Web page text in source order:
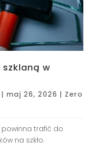
w
| maj 26, 2026 | Zero
trafić do
na szkło.